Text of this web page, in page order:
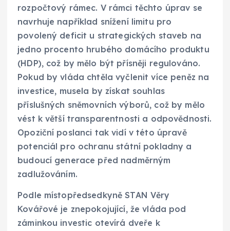
rozpočtový rámec. V rámci těchto úprav se
navrhuje například snížení limitu pro
povolený deficit u strategických staveb na
jedno procento hrubého domácího produktu
(HDP), což by mělo být přísněji regulováno.
Pokud by vláda chtěla vyčlenit více peněz na
investice, musela by získat souhlas
příslušných sněmovních výborů, což by mělo
vést k větší transparentnosti a odpovědnosti.
Opoziční poslanci tak vidí v této úpravě
potenciál pro ochranu státní pokladny a
budoucí generace před nadměrným
zadlužováním.
Podle místopředsedkyně STAN Věry
Kovářové je znepokojující, že vláda pod
záminkou investic otevírá dveře k